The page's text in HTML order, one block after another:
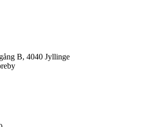
B, 4040 Jyllinge